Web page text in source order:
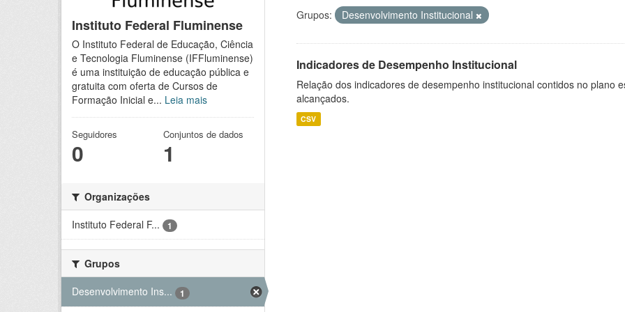
Instituto Federal Fluminense
O Instituto Federal de Educação, Ciência
e Tecnologia Fluminense (IFFluminense)
é uma instituição de educação pública e
gratuita com oferta de Cursos de
Formação Inicial e... Leia mais
Seguidores
0
Conjuntos de dados
1
Organizações
Instituto Federal F...
1
Grupos
Desenvolvimento Ins...
1
Grupos: Desenvolvimento Institucional
Indicadores de Desempenho Institucional
Relação dos indicadores de desempenho institucional contidos no plano
alcançados.
CSV